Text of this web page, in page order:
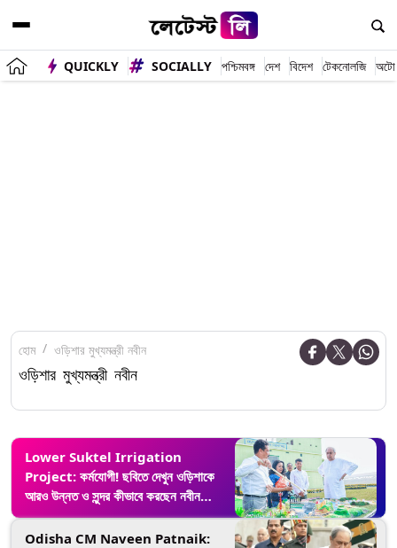
QUICKLY SOCIALLY পশ্চিমবঙ্গ দেশ বিদেশ টেকনোলজি অটো
হোম ওড়িশার মুখ্যমন্ত্রী নবীন
ওড়িশার মুখ্যমন্ত্রী নবীন
Lower Suktel Irrigation
Project: কর্মযোগী! ছবিতে দেখুন ওড়িশাকে
আরও উন্নত ও সুন্দর কীভাবে করছেন নবীন
পট্টনায়েক
Odisha CM Naveen Patnaik: